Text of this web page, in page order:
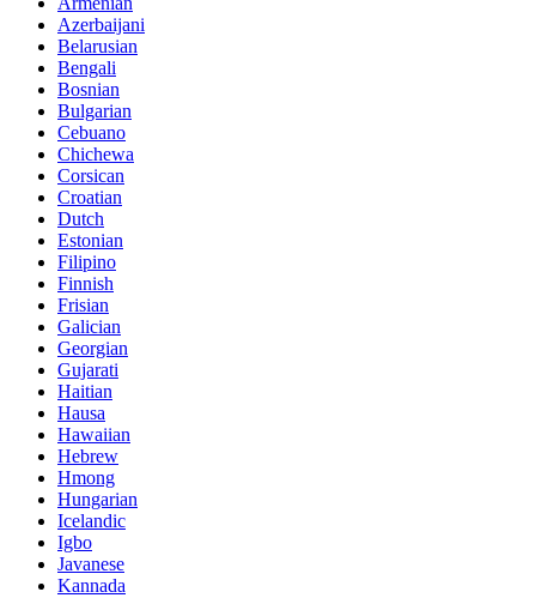
Azerbaijani
Belarusian
Bengali
Bosnian
Bulgarian
Cebuano
Chichewa
Corsican
Croatian
Dutch
Estonian
Filipino
Finnish
Frisian
Galician
Georgian
Gujarati
Haitian
Hausa
Hawaiian
Hebrew
Hmong
Hungarian
Icelandic
Igbo
Javanese
Kannada